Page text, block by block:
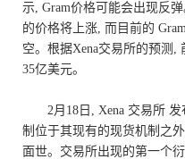
示, Gram价格可能会出现反
的价格将上涨, 而目前的
空。根据Xena交易所的预测 ,
35亿美元。
2月 18 日 , Xena 交易所 发
制位于其现有的现货机制之外
面世。交易所出现的第一个